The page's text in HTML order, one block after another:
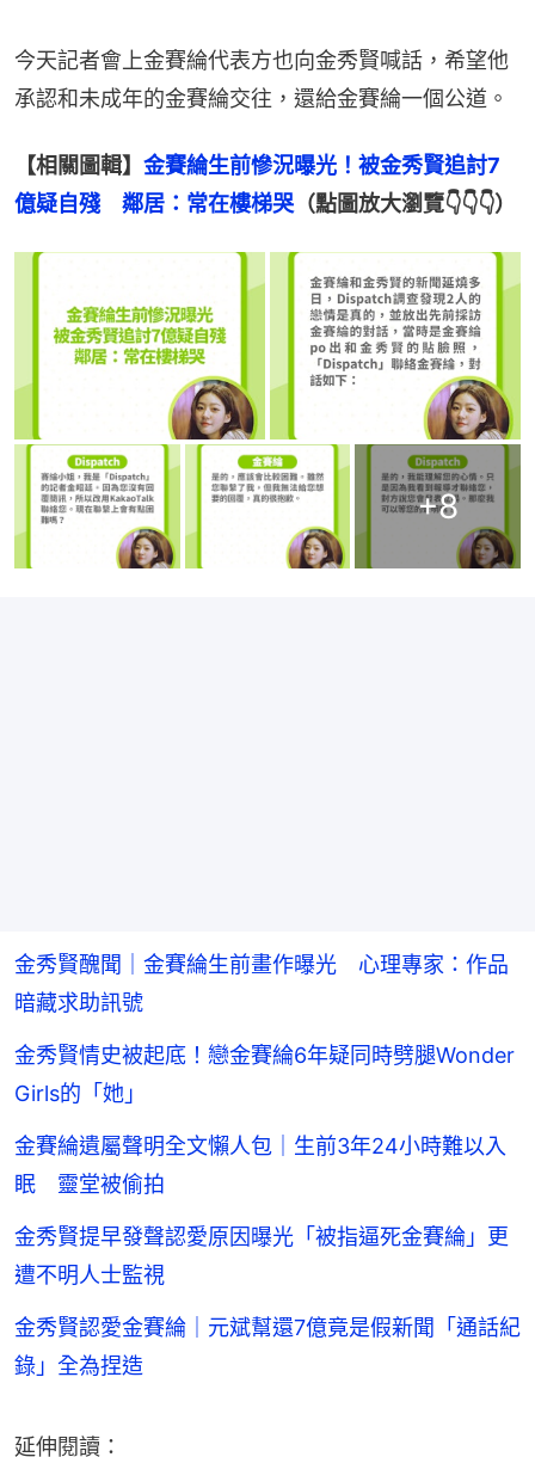
今天記者會上金賽綸代表方也向金秀賢喊話，希望他
承認和未成年的金賽綸交往，還給金賽綸一個公道。
【相關圖輯】 金賽綸生前慘況曝光！被金秀賢追討7
億疑自殘　鄰居：常在樓梯哭 （點圖放大瀏覽👇👇👇）
+8
金秀賢醜聞｜金賽綸生前畫作曝光 心理專家：作品
暗藏求助訊號
金秀賢情史被起底！戀金賽綸6年疑同時劈腿Wonder
Girls的「她」
金賽綸遺屬聲明全文懶人包｜生前3年24小時難以入
眠 靈堂被偷拍
金秀賢提早發聲認愛原因曝光「被指逼死金賽綸」更
遭不明人士監視
金秀賢認愛金賽綸｜元斌幫還7億竟是假新聞「通話紀
錄」全為捏造
延伸閱讀：